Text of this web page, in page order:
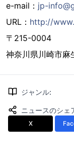
e-mail： jp-
URL： http://
〒215-0004
神奈川県川崎市
ジャンル:
ニュースのシェ
X